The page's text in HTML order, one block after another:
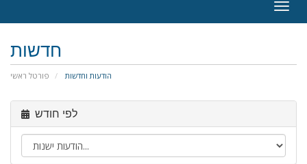
חדשות
פורטל ראשי הודעות וחדשות
לפי חודש